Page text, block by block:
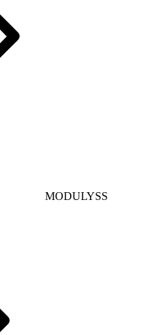
MODULYSS